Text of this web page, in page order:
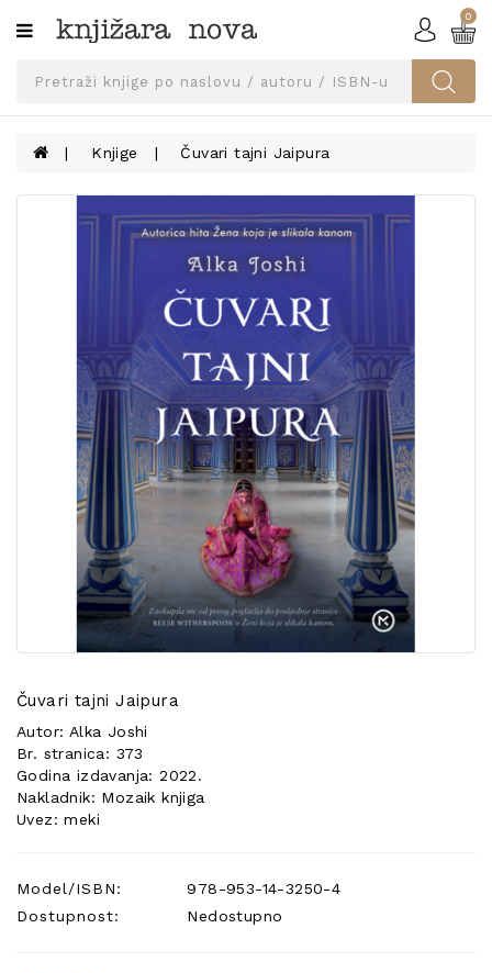
Kategorije
SVEUČILIŠNA
UDŽBENICI
KNJIGE
KONTAKT
POSEBNA
PONUDA
0
Knjige Čuvari tajni Jaipura
Čuvari tajni Jaipura
Autor: Alka Joshi
Br. stranica: 373
Godina izdavanja: 2022.
Nakladnik: Mozaik knjiga
Uvez: meki
Model/ISBN:
978-953-14-3250-4
Dostupnost:
Nedostupno